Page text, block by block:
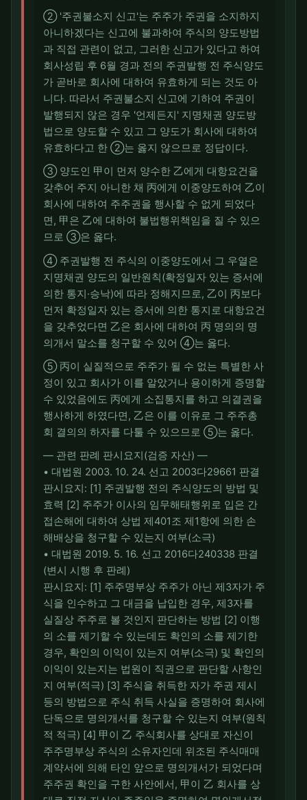
② '주권불소지 신고'는 주주가 주권을 소지하지
아니하겠다는 신고에 불과하여 주식의 양도방법
과 직접 관련이 없고, 그러한 신고가 있다고 하여
회사성립 후 6월 경과 전의 주권발행 전 주식양도
가 곧바로 회사에 대하여 유효하게 되는 것도 아
니다. 따라서 주권불소지 신고에 기하여 주권이
발행되지 않은 경우 '언제든지' 지명채권 양도방
법으로 양도할 수 있고 그 양도가 회사에 대하여
유효하다고 한 ②는 옳지 않으므로 정답이다.
③ 양도인 甲이 먼저 양수한 乙에게 대항요건을
갖추어 주지 아니한 채 丙에게 이중양도하여 乙이
회사에 대하여 주주권을 행사할 수 없게 되었다
면, 甲은 乙에 대하여 불법행위책임을 질 수 있으
므로 ③은 옳다.
④ 주권발행 전 주식의 이중양도에서 그 우열은
지명채권 양도의 일반원칙(확정일자 있는 증서에
의한 통지·승낙)에 따라 정해지므로, 乙이 丙보다
먼저 확정일자 있는 증서에 의한 통지로 대항요건
을 갖추었다면 乙은 회사에 대하여 丙 명의의 명
의개서 말소를 청구할 수 있어 ④는 옳다.
⑤ 丙이 실질적으로 주주가 될 수 없는 특별한 사
정이 있고 회사가 이를 알았거나 용이하게 증명할
수 있었음에도 丙에게 소집통지를 하고 의결권을
행사하게 하였다면, 乙은 이를 이유로 그 주주총
회 결의의 하자를 다툴 수 있으므로 ⑤는 옳다.
― 관련 판례 판시요지(검증 자산) ―
• 대법원 2003. 10. 24. 선고 2003다29661 판결
판시요지: [1] 주권발행 전의 주식양도의 방법 및
효력 [2] 주주가 이사의 임무해태행위로 입은 간
접손해에 대하여 상법 제401조 제1항에 의한 손
해배상을 청구할 수 있는지 여부(소극)
• 대법원 2019. 5. 16. 선고 2016다240338 판결
(변시 시행 후 판례)
판시요지: [1] 주주명부상 주주가 아닌 제3자가 주
식을 인수하고 그 대금을 납입한 경우, 제3자를
실질상 주주로 볼 것인지 판단하는 방법 [2] 이행
의 소를 제기할 수 있는데도 확인의 소를 제기한
경우, 확인의 이익이 있는지 여부(소극) 및 확인의
이익이 있는지는 법원이 직권으로 판단할 사항인
지 여부(적극) [3] 주식을 취득한 자가 주권 제시
등의 방법으로 주식 취득 사실을 증명하여 회사에
단독으로 명의개서를 청구할 수 있는지 여부(원칙
적 적극) [4] 甲이 乙 주식회사를 상대로 자신이
주주명부상 주식의 소유자인데 위조된 주식매매
계약서에 의해 타인 앞으로 명의개서가 되었다며
주주권 확인을 구한 사안에서, 甲이 乙 회사를 상